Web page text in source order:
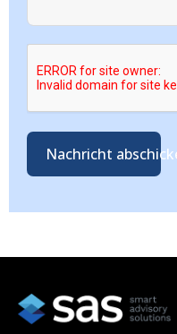
Nachricht